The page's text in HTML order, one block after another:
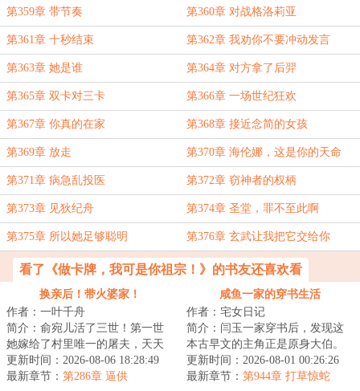
第359章 带节奏 第360章 对战格洛莉亚
第361章 十秒结束 第362章 我劝你不要冲动发言
第363章 她是谁 第364章 对方拿了后羿
第365章 双卡对三卡 第366章 一场世纪狂欢
第367章 你真的在家 第368章 接近念简的女孩
第369章 放走 第370章 海伦娜，这是你的天命
第371章 病急乱投医 第372章 窃神者的权柄
第373章 见狄纪舟 第374章 圣堂，罪不至此啊
第375章 所以她足够聪明 第376章 玄武让我把它交给你
看了《做卡牌，我可是你祖宗！》的书友还喜欢看
换亲后！带火婆家！
作者：一叶千舟
简介：俞宛儿活了三世！第一世
她嫁给了村里唯一的屠夫，天天
能够吃到肉，最后这名屠夫还成
为了人人羡慕的...
更新时间：2026-08-06 18:28:49
最新章节： 第286章 逼供
咸鱼一家的穿书生活
作者：宅女日记
简介：闫玉一家穿书后，发现这
本古早文的主角正是原身大伯。
他们是扒着大伯喝血，早早被分
家，在全文末尾...
更新时间：2026-08-01 00:26:26
最新章节： 第944章 打草惊蛇